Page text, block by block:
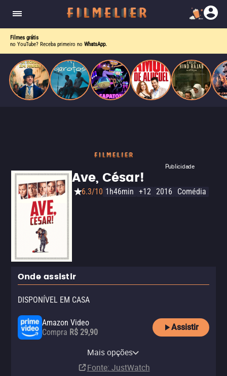
Filmes grátis
no YouTube? Receba primeiro no WhatsApp.
Publicidade
Ave, César!
6.3/10 1h46min +12 2016 Comédia
Onde assistir
DISPONÍVEL EM CASA
Amazon Video
Compra R$ 29,90
Assistir
R$ 29,90
R$ 6,90Mais opções
Fonte: JustWatch
Paris
obras-primas, participa de festas e busca romance